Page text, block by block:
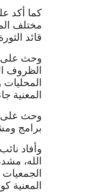
كما أكد
مختلف
قائد
وحث على
الظروف
المعنية
وحث على
برامج
وأفاد
الله،
المعنية